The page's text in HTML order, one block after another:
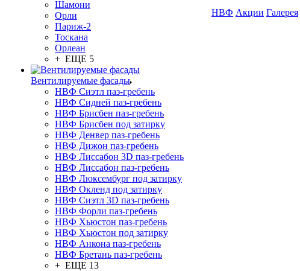
Шамони
Орли
Париж-2
Тоскана
Орлеан
+ ЕЩЕ 5
Вентилируемые фасады
НВФ Сиэтл паз-гребень
НВФ Сидней паз-гребень
НВФ Брисбен паз-гребень
НВФ Брисбен под затирку
НВФ Денвер паз-гребень
НВФ Дижон паз-гребень
НВФ Лиссабон 3D паз-гребень
НВФ Лиссабон паз-гребень
НВФ Люксембург под затирку
НВФ Окленд под затирку
НВФ Сиэтл 3D паз-гребень
НВФ Форли паз-гребень
НВФ Хьюстон паз-гребень
НВФ Хьюстон под затирку
НВФ Анкона паз-гребень
НВФ Бретань паз-гребень
+ ЕЩЕ 13
НВФ Акции Галерея